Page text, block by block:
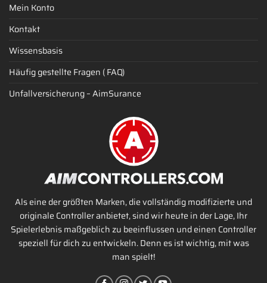
Mein Konto
Kontakt
Wissensbasis
Häufig gestellte Fragen ( FAQ)
Unfallversicherung – AimSurance
Als eine der größten Marken, die vollständig modifizierte und
originale Controller anbietet, sind wir heute in der Lage, Ihr
Spielerlebnis maßgeblich zu beeinflussen und einen Controller
speziell für dich zu entwickeln. Denn es ist wichtig, mit was
man spielt!